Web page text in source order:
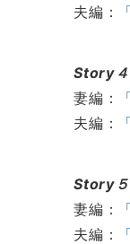
夫編：
Story４
妻編：
夫編：
Story５
妻編：
夫編：